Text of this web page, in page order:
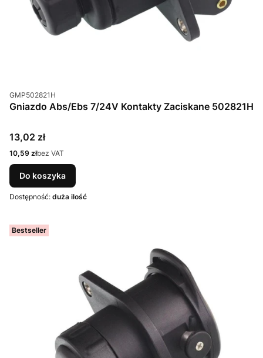
Kod produktu
GMP502821H
Gniazdo Abs/Ebs 7/24V Kontakty Zaciskane 502821H
Cena
13,02 zł
Cena
10,59 złbez VAT
Do koszyka
Dostępność: duża ilość
Bestseller